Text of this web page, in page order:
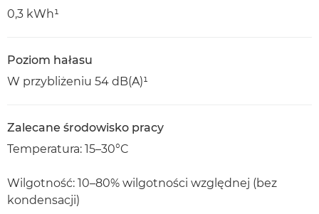
0,3 kWh¹
Poziom hałasu
W przybliżeniu 54 dB(A)¹
Zalecane środowisko pracy
Temperatura: 15–30°C
Wilgotność: 10–80% wilgotności względnej (bez
kondensacji)